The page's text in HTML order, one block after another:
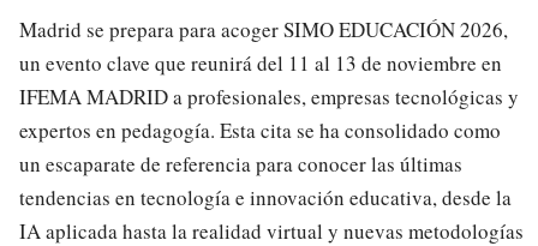
Madrid se prepara para acoger SIMO EDUCACIÓN 2026,
un evento clave que reunirá del 11 al 13 de noviembre en
IFEMA MADRID a profesionales, empresas tecnológicas y
expertos en pedagogía. Esta cita se ha consolidado como
un escaparate de referencia para conocer las últimas
tendencias en tecnología e innovación educativa, desde la
IA aplicada hasta la realidad virtual y nuevas metodologías